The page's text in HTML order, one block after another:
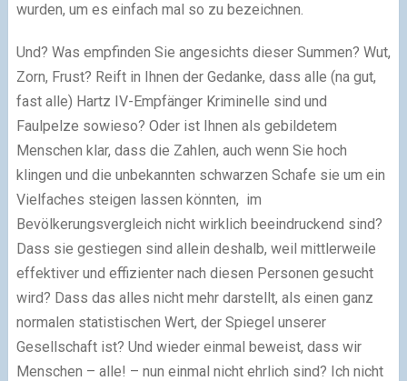
wurden, um es einfach mal so zu bezeichnen.
Und? Was empfinden Sie angesichts dieser Summen? Wut,
Zorn, Frust? Reift in Ihnen der Gedanke, dass alle (na gut,
fast alle) Hartz IV-Empfänger Kriminelle sind und
Faulpelze sowieso? Oder ist Ihnen als gebildetem
Menschen klar, dass die Zahlen, auch wenn Sie hoch
klingen und die unbekannten schwarzen Schafe sie um ein
Vielfaches steigen lassen könnten, im
Bevölkerungsvergleich nicht wirklich beeindruckend sind?
Dass sie gestiegen sind allein deshalb, weil mittlerweile
effektiver und effizienter nach diesen Personen gesucht
wird? Dass das alles nicht mehr darstellt, als einen ganz
normalen statistischen Wert, der Spiegel unserer
Gesellschaft ist? Und wieder einmal beweist, dass wir
Menschen – alle! – nun einmal nicht ehrlich sind? Ich nicht